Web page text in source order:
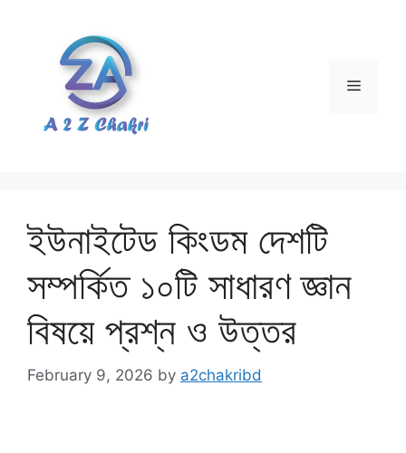
Menu
ইউনাইটেড কিংডম দেশটি
সম্পর্কিত ১০টি সাধারণ জ্ঞান
বিষয়ে প্রশ্ন ও উত্তর
February 9, 2026 by a2chakribd